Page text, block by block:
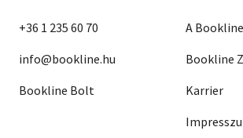
+36 1 235 60 70
info@bookline.hu
Bookline Bolt
A
Bookline
Karrier